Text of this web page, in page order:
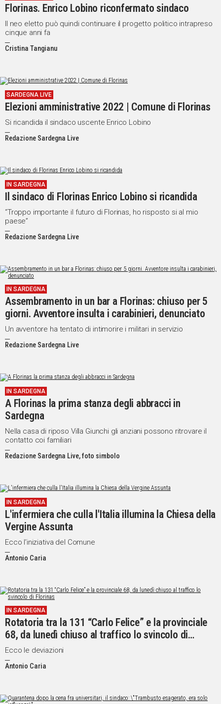
Florinas. Enrico Lobino riconfermato sindaco
Il neo eletto può quindi continuare il progetto politico intrapreso
cinque anni fa
Cristina Tangianu
SARDEGNA LIVE
Elezioni amministrative 2022 | Comune di Florinas
Si ricandida il sindaco uscente Enrico Lobino
Redazione Sardegna Live
IN SARDEGNA
Il sindaco di Florinas Enrico Lobino si ricandida
“Troppo importante il futuro di Florinas, ho risposto si al mio
paese”
Redazione Sardegna Live
IN SARDEGNA
Assembramento in un bar a Florinas: chiuso per 5
giorni. Avventore insulta i carabinieri, denunciato
Un avventore ha tentato di intimorire i militari in servizio
Redazione Sardegna Live
IN SARDEGNA
A Florinas la prima stanza degli abbracci in
Sardegna
Nella casa di riposo Villa Giunchi gli anziani possono ritrovare il
contatto coi familiari
Redazione Sardegna Live, foto simbolo
IN SARDEGNA
L'infermiera che culla l'Italia illumina la Chiesa della
Vergine Assunta
Ecco l’iniziativa del Comune
Antonio Caria
IN SARDEGNA
Rotatoria tra la 131 “Carlo Felice” e la provinciale
68, da lunedì chiuso al traffico lo svincolo di
Florinas
Ecco le deviazioni
Antonio Caria